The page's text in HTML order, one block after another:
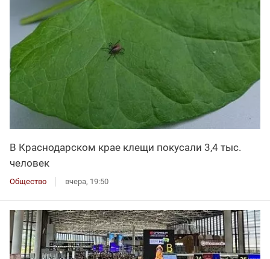
В Краснодарском крае клещи покусали 3,4 тыс.
человек
Общество вчера, 19:50